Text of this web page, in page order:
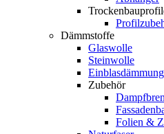
Dämmstoffe
Glaswolle
Steinwolle
Einblasdämmung
Zubehör
Folien &